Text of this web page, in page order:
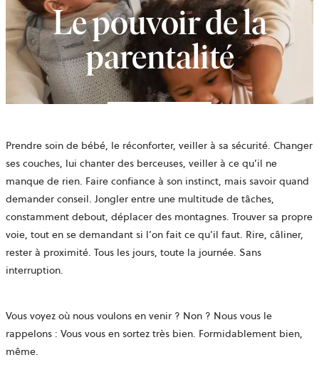
Le pouvoir de la
parentalité
Prendre soin de bébé, le réconforter, veiller à sa sécurité. Changer
ses couches, lui chanter des berceuses, veiller à ce qu’il ne
manque de rien. Faire confiance à son instinct, mais savoir quand
demander conseil. Jongler entre une multitude de tâches,
constamment debout, déplacer des montagnes. Trouver sa propre
voie, tout en se demandant si l’on fait ce qu’il faut. Rire, câliner,
rester à proximité. Tous les jours, toute la journée. Sans
interruption. ​
Vous voyez où nous voulons en venir ? Non ? Nous vous le
rappelons : Vous vous en sortez très bien. Formidablement bien,
même.